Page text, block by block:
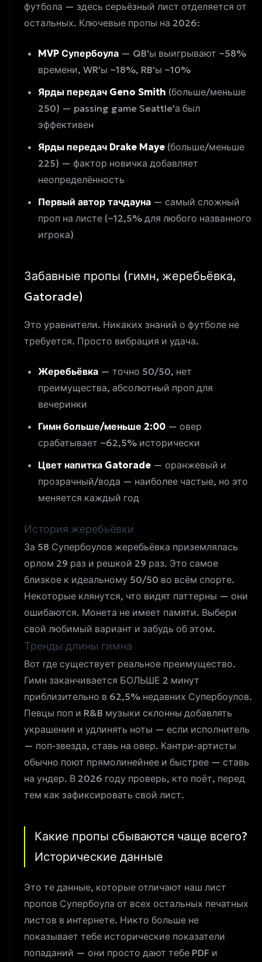
футбола — здесь серьёзный лист отделяется от
остальных. Ключевые пропы на 2026:
MVP Супербоула — QB'ы выигрывают ~58%
времени, WR'ы ~18%, RB'ы ~10%
Ярды передач Geno Smith (больше/меньше
250) — passing game Seattle'а был
эффективен
Ярды передач Drake Maye (больше/меньше
225) — фактор новичка добавляет
неопределённость
Первый автор тачдауна — самый сложный
проп на листе (~12,5% для любого названного
игрока)
Забавные пропы (гимн, жеребьёвка,
Gatorade)
Это уравнители. Никаких знаний о футболе не
требуется. Просто вибрация и удача.
Жеребьёвка — точно 50/50, нет
преимущества, абсолютный проп для
вечеринки
Гимн больше/меньше 2:00 — овер
срабатывает ~62,5% исторически
Цвет напитка Gatorade — оранжевый и
прозрачный/вода — наиболее частые, но это
меняется каждый год
История жеребьёвки
За 58 Супербоулов жеребьёвка приземлялась
орлом 29 раз и решкой 29 раз. Это самое
близкое к идеальному 50/50 во всём спорте.
Некоторые клянутся, что видят паттерны — они
ошибаются. Монета не имеет памяти. Выбери
свой любимый вариант и забудь об этом.
Тренды длины гимна
Вот где существует реальное преимущество.
Гимн заканчивается БОЛЬШЕ 2 минут
приблизительно в 62,5% недавних Супербоулов.
Певцы поп и R&B музыки склонны добавлять
украшения и удлинять ноты — если исполнитель
— поп-звезда, ставь на овер. Кантри-артисты
обычно поют прямолинейнее и быстрее — ставь
на ундер. В 2026 году проверь, кто поёт, перед
тем как зафиксировать свой лист.
Какие пропы сбываются чаще всего?
Исторические данные
Это те данные, которые отличают наш лист
пропов Супербоула от всех остальных печатных
листов в интернете. Никто больше не
показывает тебе исторические показатели
попаданий — они просто дают тебе PDF и